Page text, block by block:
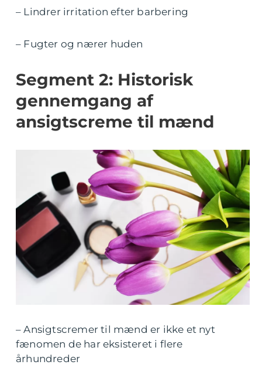
– Lindrer irritation efter barbering
– Fugter og nærer huden
Segment 2: Historisk
gennemgang af
ansigtscreme til mænd
– Ansigtscremer til mænd er ikke et nyt
fænomen de har eksisteret i flere
århundreder